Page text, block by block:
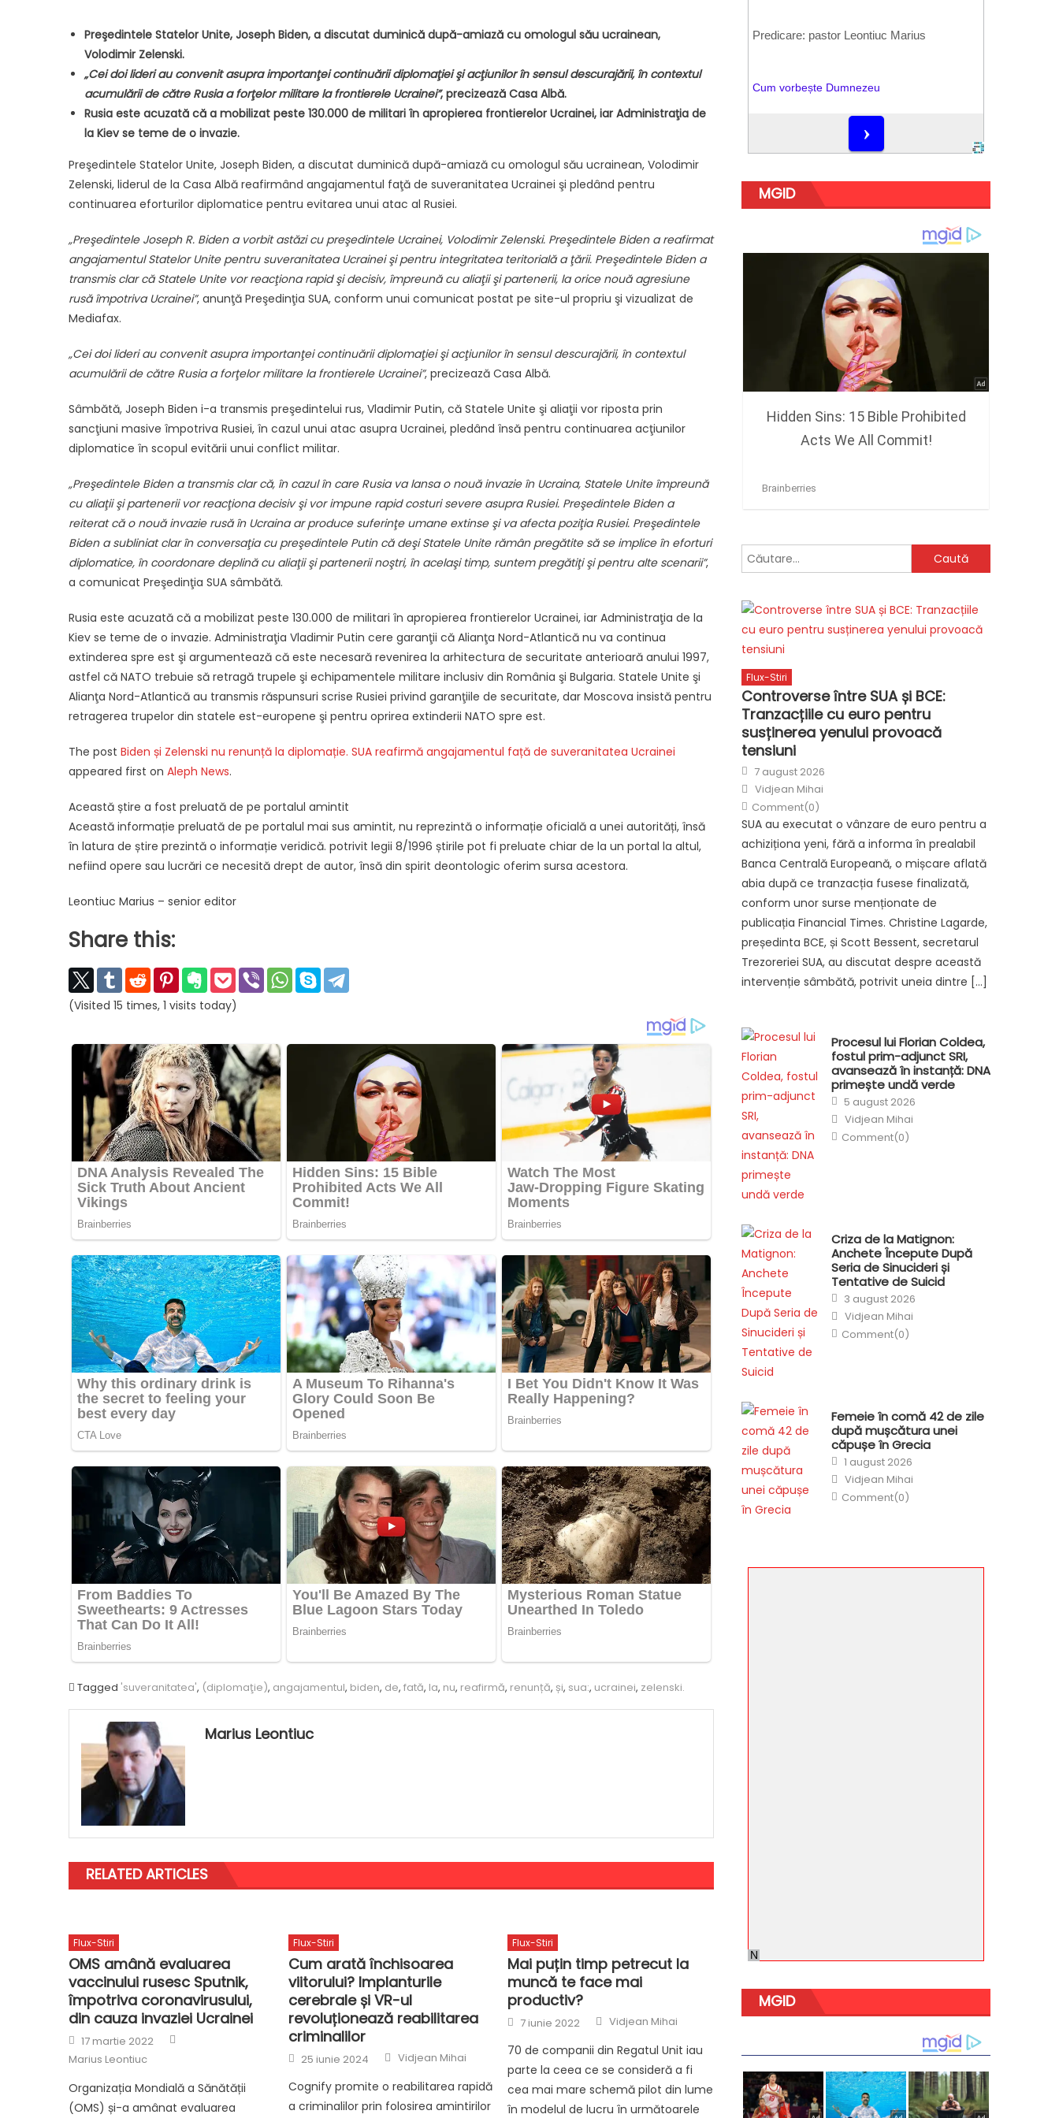
Preşedintele Statelor Unite, Joseph Biden, a discutat duminică după-amiază cu omologul său ucrainean,
Volodimir Zelenski.
„Cei doi lideri au convenit asupra importanţei continuării diplomaţiei şi acţiunilor în sensul descurajării, în contextul
acumulării de către Rusia a forţelor militare la frontierele Ucrainei”, precizează Casa Albă.
Rusia este acuzată că a mobilizat peste 130.000 de militari în apropierea frontierelor Ucrainei, iar Administraţia de
la Kiev se teme de o invazie.
Preşedintele Statelor Unite, Joseph Biden, a discutat duminică după-amiază cu omologul său ucrainean, Volodimir
Zelenski, liderul de la Casa Albă reafirmând angajamentul faţă de suveranitatea Ucrainei şi pledând pentru
continuarea eforturilor diplomatice pentru evitarea unui atac al Rusiei.
„Preşedintele Joseph R. Biden a vorbit astăzi cu preşedintele Ucrainei, Volodimir Zelenski. Preşedintele Biden a reafirmat
angajamentul Statelor Unite pentru suveranitatea Ucrainei şi pentru integritatea teritorială a ţării. Preşedintele Biden a
transmis clar că Statele Unite vor reacţiona rapid şi decisiv, împreună cu aliaţii şi partenerii, la orice nouă agresiune
rusă împotriva Ucrainei”, anunţă Preşedinţia SUA, conform unui comunicat postat pe site-ul propriu şi vizualizat de
Mediafax.
„Cei doi lideri au convenit asupra importanţei continuării diplomaţiei şi acţiunilor în sensul descurajării, în contextul
acumulării de către Rusia a forţelor militare la frontierele Ucrainei”, precizează Casa Albă.
Sâmbătă, Joseph Biden i-a transmis preşedintelui rus, Vladimir Putin, că Statele Unite şi aliaţii vor riposta prin
sancţiuni masive împotriva Rusiei, în cazul unui atac asupra Ucrainei, pledând însă pentru continuarea acţiunilor
diplomatice în scopul evitării unui conflict militar.
„Preşedintele Biden a transmis clar că, în cazul în care Rusia va lansa o nouă invazie în Ucraina, Statele Unite împreună
cu aliaţii şi partenerii vor reacţiona decisiv şi vor impune rapid costuri severe asupra Rusiei. Preşedintele Biden a
reiterat că o nouă invazie rusă în Ucraina ar produce suferinţe umane extinse şi va afecta poziţia Rusiei. Preşedintele
Biden a subliniat clar în conversaţia cu preşedintele Putin că deşi Statele Unite rămân pregătite să se implice în eforturi
diplomatice, în coordonare deplină cu aliaţii şi partenerii noştri, în acelaşi timp, suntem pregătiţi şi pentru alte scenarii”,
a comunicat Preşedinţia SUA sâmbătă.
Rusia este acuzată că a mobilizat peste 130.000 de militari în apropierea frontierelor Ucrainei, iar Administraţia de la
Kiev se teme de o invazie. Administraţia Vladimir Putin cere garanţii că Alianţa Nord-Atlantică nu va continua
extinderea spre est şi argumentează că este necesară revenirea la arhitectura de securitate anterioară anului 1997,
astfel că NATO trebuie să retragă trupele şi echipamentele militare inclusiv din România şi Bulgaria. Statele Unite şi
Alianţa Nord-Atlantică au transmis răspunsuri scrise Rusiei privind garanţiile de securitate, dar Moscova insistă pentru
retragerea trupelor din statele est-europene şi pentru oprirea extinderii NATO spre est.
The post Biden și Zelenski nu renunță la diplomație. SUA reafirmă angajamentul față de suveranitatea Ucrainei
appeared first on Aleph News.
Această știre a fost preluată de pe portalul amintit
Această informație preluată de pe portalul mai sus amintit, nu reprezintă o informație oficială a unei autorități, însă
în latura de știre prezintă o informație veridică. potrivit legii 8/1996 știrile pot fi preluate chiar de la un portal la altul,
nefiind opere sau lucrări ce necesită drept de autor, însă din spirit deontologic oferim sursa acestora.
Leontiuc Marius – senior editor
Share this:
(Visited 15 times, 1 visits today)
Tagged 'suveranitatea', (diplomaţie), angajamentul, biden, de, fată, la, nu, reafirmă, renunță, și, sua:, ucrainei, zelenski.
Marius Leontiuc
RELATED ARTICLES
Flux-Stiri
OMS amână evaluarea
vaccinului rusesc Sputnik,
împotriva coronavirusului,
din cauza invaziei Ucrainei
Posted
on
17 martie 2022
Marius Leontiuc
Organizația Mondială a Sănătății
(OMS) și-a amânat evaluarea
Flux-Stiri
Cum arată închisoarea
viitorului? Implanturile
cerebrale și VR-ul
revoluționează reabilitarea
criminalilor
Posted
on
25 iunie 2024 Author
Vidjean Mihai
Cognify promite o reabilitarea rapidă
a criminalilor prin folosirea amintirilor
Flux-Stiri
Mai puțin timp petrecut la
muncă te face mai
productiv?
Posted
on
7 iunie 2022 Author
Vidjean Mihai
70 de companii din Regatul Unit iau
parte la ceea ce se consideră a fi
cea mai mare schemă pilot din lume
în modelul de lucru în următoarele
MGID
Caută
după:
Flux-Stiri
Controverse între SUA și BCE:
Tranzacțiile cu euro pentru
susținerea yenului provoacă
tensiuni
Posted
on
7 august 2026
Author
Vidjean Mihai
Comment(0)
SUA au executat o vânzare de euro pentru a
achiziționa yeni, fără a informa în prealabil
Banca Centrală Europeană, o mișcare aflată
abia după ce tranzacția fusese finalizată,
conform unor surse menționate de
publicația Financial Times. Christine Lagarde,
președinta BCE, și Scott Bessent, secretarul
Trezoreriei SUA, au discutat despre această
intervenție sâmbătă, potrivit uneia dintre […]
Procesul lui Florian Coldea,
fostul prim-adjunct SRI,
avansează în instanță: DNA
primește undă verde
Posted
on
5 august 2026
Author
Vidjean Mihai
Comment(0)
Criza de la Matignon:
Anchete Începute După
Seria de Sinucideri și
Tentative de Suicid
Posted
on
3 august 2026
Author
Vidjean Mihai
Comment(0)
Femeie în comă 42 de zile
după mușcătura unei
căpușe în Grecia
Posted
on
1 august 2026
Author
Vidjean Mihai
Comment(0)
MGID